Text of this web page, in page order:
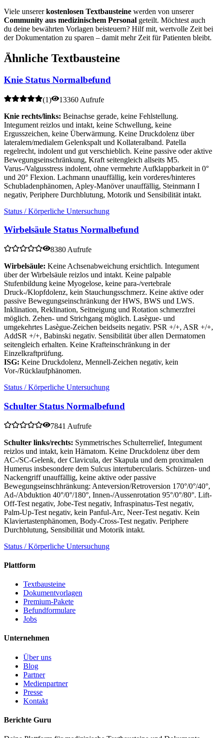
Viele unsererkostenlosen Textbausteine werden von unserer
Community aus medizinischem Personal geteilt. Möchtest auch
du deine bewährten Vorlagen beisteuern? Hilf mit, wertvolle Zeit bei
der Dokumentation zu sparen – damit mehr Zeit für Patienten bleibt.
Ähnliche Textbausteine
Knie Status Normalbefund
(1)
13360 Aufrufe
Knie rechts/links: Beinachse gerade, keine Fehlstellung.
Integument reizlos und intakt, keine Schwellung, keine
Ergusszeichen, keine Überwärmung. Keine Druckdolenz über
lateralem/medialem Gelenkspalt und Kollateralband. Patella
regelrecht, indolent und gut verschieblich. Keine passive oder aktive
Bewegungseinschränkung, Kraft seitengleich allseits M5.
Varus-/Valgusstress indolent, ohne vermehrte Aufklappbarkeit in 0°
und 20° Flexion. Lachmann unauffällig, kein vorderes/hinteres
Schubladenphänomen, Apley-Manöver unauffällig, Steinmann I
negativ, Periphere Durchblutung, Motorik und Sensibilität intakt.
Status / Körperliche Untersuchung
Wirbelsäule Status Normalbefund
8380 Aufrufe
Wirbelsäule: Keine Achsenabweichung ersichtlich. Integument
über der Wirbelsäule reizlos und intakt. Keine palpable
Stufenbildung keine Myogelose, keine para-/vertebrale
Druck-/Klopfdolenz, kein Stauchungsschmerz. Keine aktive oder
passive Bewegungseinschränkung der HWS, BWS und LWS.
Inklination, Reklination, Seitneigung und Rotation schmerzfrei
möglich. Zehen- und Strichgang möglich. Lasègue- und
umgekehrtes Lasègue-Zeichen beidseits negativ. PSR +/+, ASR +/+,
AddSR +/+, Babinski negativ. Sensibilität über allen Dermatomen
seitengleich erhalten. Keine Krafteinschränkung in der
Einzelkraftprüfung.
ISG: Keine Druckdolenz, Mennell-Zeichen negativ, kein
Vor-/Rücklaufphänomen.
Status / Körperliche Untersuchung
Schulter Status Normalbefund
7841 Aufrufe
Schulter links/rechts: Symmetrisches Schulterrelief, Integument
reizlos und intakt, kein Hämatom. Keine Druckdolenz über dem
AC-/SC-Gelenk, der Clavicula, der Skapula und dem proximalen
Humerus insbesondere dem Sulcus intertubercularis. Schürzen- und
Nackengriff unauffällig, keine aktive oder passive
Bewegungseinschhränkung: Anteversion/Retroversion 170°/0°/40°,
Ad-/Abduktion 40°/0°/180°, Innen-/Aussenrotation 95°/0°/80°. Lift-
Off-Test negativ, Jobe-Test negativ, Infraspinatus-Test negativ,
Palm-Up-Test negativ, kein Panful-Arc, Neer-Test negativ. Kein
Klaviertastenphänomen, Body-Cross-Test negativ. Periphere
Durchblutung, Sensibilität und Motorik intakt.
Status / Körperliche Untersuchung
Plattform
Textbausteine
Dokumentvorlagen
Premium-Pakete
Befundformulare
Jobs
Unternehmen
Über uns
Blog
Partner
Medienpartner
Presse
Kontakt
Berichte Guru